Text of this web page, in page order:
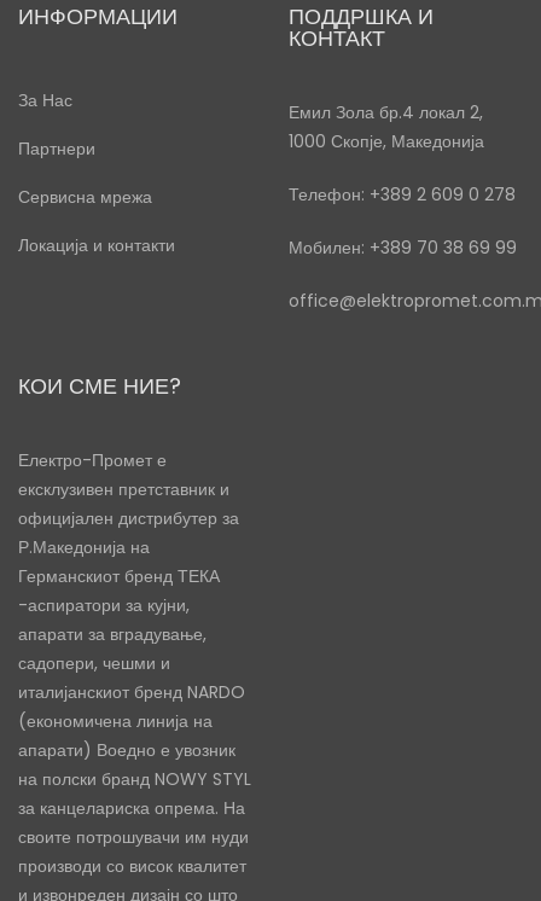
ИНФОРМАЦИИ
За Нас
Партнери
Сервисна мрежа
Локација и контакти
ПОДДРШКА И
КОНТАКТ
Емил Зола бр.4 локал 2,
1000 Скопје, Македонија
Телефон: +389 2 609 0 278
Мобилен: +389 70 38 69 99
КОИ СМЕ НИЕ?
Електро-Промет е
ексклузивен претставник и
официјален дистрибутер за
Р.Македонија на
Германскиот бренд ТЕКА
-аспиратори за кујни,
апарати за вградување,
садопери, чешми и
италијанскиот бренд NARDO
(економичена линија на
апарати) Воедно е увозник
на полски бранд NOWY STYL
за канцелариска опрема. На
своите потрошувачи им нуди
производи со висок квалитет
и извонреден дизајн со што